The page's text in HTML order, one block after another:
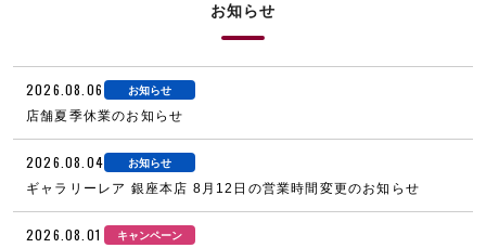
お知らせ
2026.08.06 お知らせ
店舗夏季休業のお知らせ
2026.08.04 お知らせ
ギャラリーレア 銀座本店 8月12日の営業時間変更のお知らせ
2026.08.01 キャンペーン